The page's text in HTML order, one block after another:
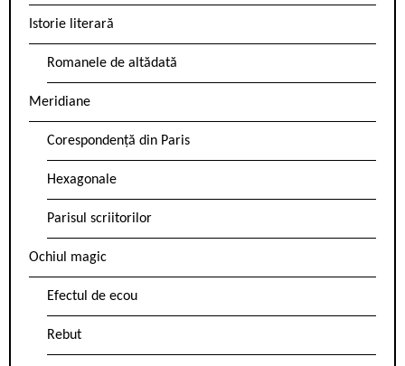
Istorie literară
Romanele de altădată
Meridiane
Corespondență din Paris
Hexagonale
Parisul scriitorilor
Ochiul magic
Efectul de ecou
Rebut